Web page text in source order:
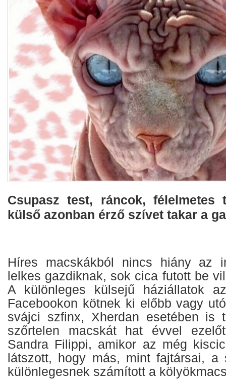
Csupasz test, ráncok,
külső azonban érző szívet takar a
Híres macskákból nincs hiány az
lelkes gazdiknak, sok cica futott be
A különleges külsejű háziállatok
Facebookon kötnek ki előbb vagy
svájci szfinx, Xherdan esetében is
szőrtelen macskát hat évvel
Sandra Filippi, amikor az még
látszott, hogy más, mint fajtársai, a
különlegesnek számított a